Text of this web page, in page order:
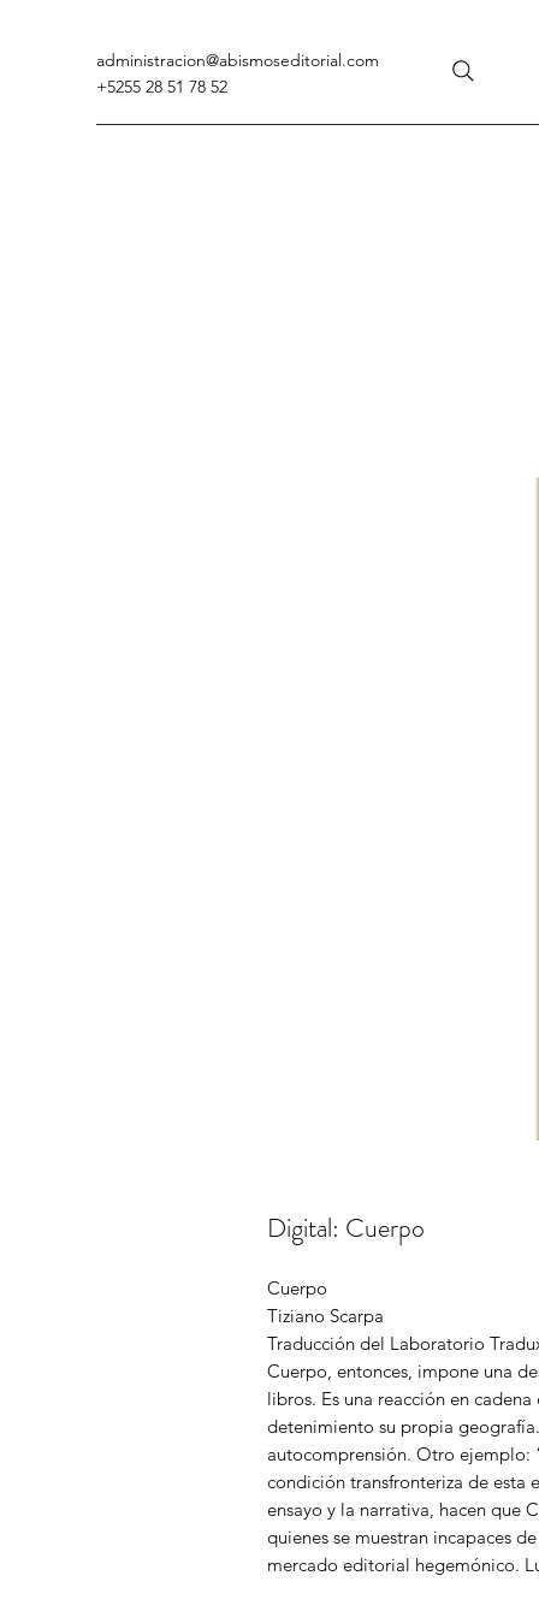
administracion@abismoseditorial.com
+5255 28 51 78 52
Digital: Cuerpo
Cuerpo
Tiziano Scarpa
Traducción del Laboratorio
Cuerpo, entonces, impone una
libros. Es una reacción en
detenimiento su propia
autocomprensión. Otro ejemplo:
condición transfronteriza de esta
ensayo y la narrativa, hacen que
quienes se muestran incapaces
mercado editorial hegemónico.